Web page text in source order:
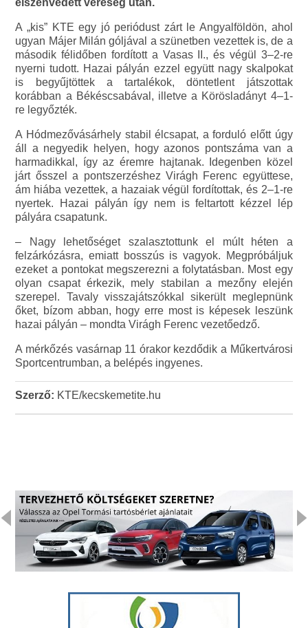
elszenvedett vereség után.
A „kis” KTE egy jó periódust zárt le Angyalföldön, ahol
ugyan Májer Milán góljával a szünetben vezettek is, de a
második félidőben fordított a Vasas II., és végül 3–2-re
nyerni tudott. Hazai pályán ezzel együtt nagy skalpokat
is begyűjtöttek a tartalékok, döntetlent játszottak
korábban a Békéscsabával, illetve a Körösladányt 4–1-
re legyőzték.
A Hódmezővásárhely stabil élcsapat, a forduló előtt úgy
áll a negyedik helyen, hogy azonos pontszáma van a
harmadikkal, így az éremre hajtanak. Idegenben közel
járt ősszel a pontszerzéshez Virágh Ferenc együttese,
ám hiába vezettek, a hazaiak végül fordítottak, és 2–1-re
nyertek. Hazai pályán így nem is feltartott kézzel lép
pályára csapatunk.
– Nagy lehetőséget szalasztottunk el múlt héten a
felzárkózásra, emiatt bosszús is vagyok. Megpróbáljuk
ezeket a pontokat megszerezni a folytatásban. Most egy
olyan csapat érkezik, mely stabilan a mezőny elején
szerepel. Tavaly visszajátszókkal sikerült meglepnünk
őket, bízom abban, hogy erre most is képesek leszünk
hazai pályán – mondta Virágh Ferenc vezetőedző.
A mérkőzés vasárnap 11 órakor kezdődik a Műkertvárosi
Sportcentrumban, a belépés ingyenes.
Szerző: KTE/kecskemetite.hu